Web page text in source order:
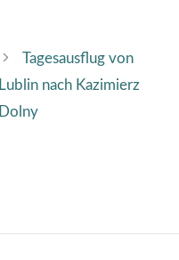
Tagesausflug von
Lublin nach Kazimierz
Dolny